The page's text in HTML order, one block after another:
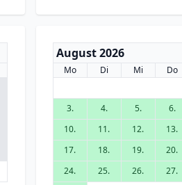
August 2026
Mo Di Mi Do
3.
4. 5. 6.
10.
11. 12. 13.
17.
18. 19. 20.
24.
25. 26. 27.